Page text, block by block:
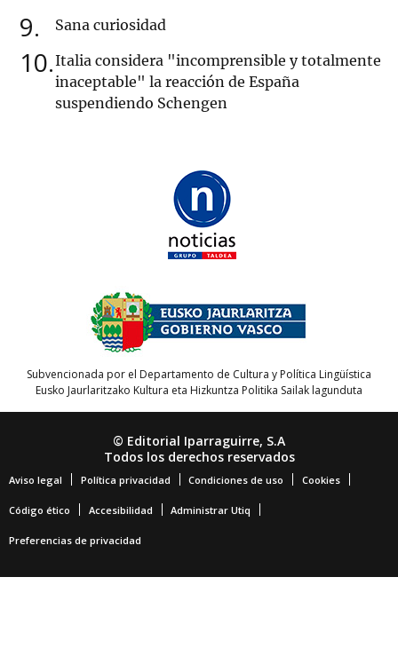
9 Sana curiosidad
10 Italia considera "incomprensible y totalmente
inaceptable" la reacción de España
suspendiendo Schengen
Subvencionada por el Departamento de Cultura y Política Lingüística
Eusko Jaurlaritzako Kultura eta Hizkuntza Politika Sailak lagunduta
© Editorial Iparraguirre, S.A
Todos los derechos reservados
Aviso legal Política privacidad Condiciones de uso Cookies
Código ético Accesibilidad Administrar Utiq
Preferencias de privacidad